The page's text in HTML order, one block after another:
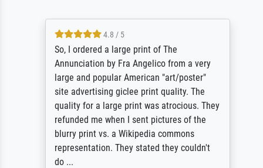
4.8 / 5
So, I ordered a large print of The
Annunciation by Fra Angelico from a very
large and popular American "art/poster"
site advertising giclee print quality. The
quality for a large print was atrocious. They
refunded me when I sent pictures of the
blurry print vs. a Wikipedia commons
representation. They stated they couldn't
do ...